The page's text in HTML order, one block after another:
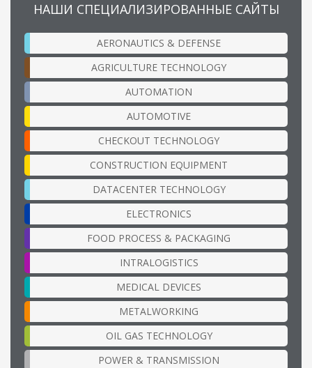
НАШИ СПЕЦИАЛИЗИРОВАННЫЕ САЙТЫ
AERONAUTICS & DEFENSE
AGRICULTURE TECHNOLOGY
AUTOMATION
AUTOMOTIVE
CHECKOUT TECHNOLOGY
CONSTRUCTION EQUIPMENT
DATACENTER TECHNOLOGY
ELECTRONICS
FOOD PROCESS & PACKAGING
INTRALOGISTICS
MEDICAL DEVICES
METALWORKING
OIL GAS TECHNOLOGY
POWER & TRANSMISSION